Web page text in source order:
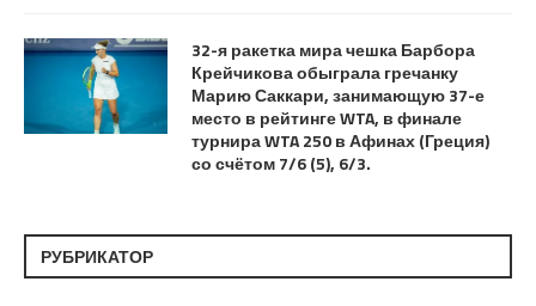
32-я ракетка мира чешка Барбора
Крейчикова обыграла гречанку
Марию Саккари, занимающую 37-е
место в рейтинге WTA, в финале
турнира WTA 250 в Афинах (Греция)
со счётом 7/6 (5), 6/3.
РУБРИКАТОР